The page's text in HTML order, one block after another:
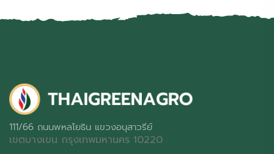
111/66 ถนนพหลโยธิน แขวงอนุสาวรีย์
เขตบางเขน กรุงเทพมหานคร 10220